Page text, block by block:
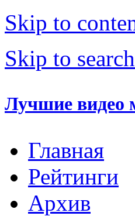
Skip to
Skip to
Лучшие видео
Главная
Рейтинги
Архив